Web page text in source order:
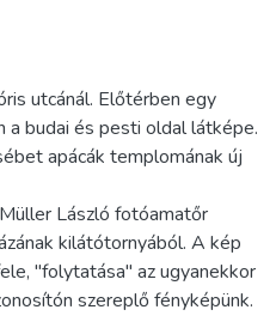
utcánál. Előtérben egy
a budai és pesti oldal látképe.
apácák templomának új
László fotóamatőr
kilátótornyából. A kép
"folytatása" az ugyanekkor
szereplő fényképünk.